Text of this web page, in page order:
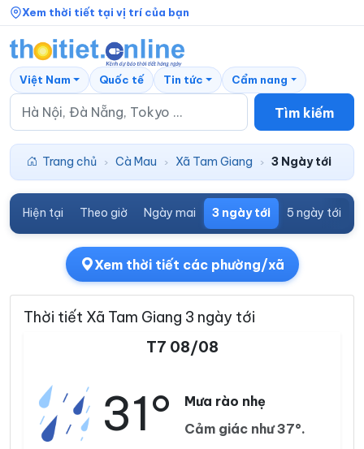
Xem thời tiết tại vị trí của bạn
Tìm kiếm
Việt Nam Quốc tế Tin tức Cẩm nang
Trang chủ › Cà Mau › Xã Tam Giang › 3 Ngày tới
Hiện tại Theo giờ Ngày mai 3 ngày tới 5 ngày tới
Xem thời tiết các phường/xã
Thời tiết Xã Tam Giang 3 ngày tới
T7 08/08
31°
Mưa rào nhẹ
Cảm giác như 37°.